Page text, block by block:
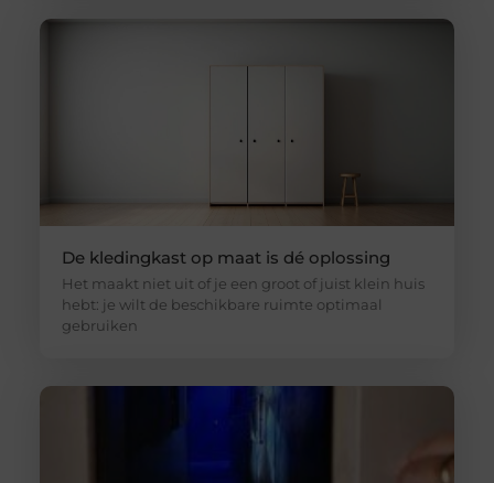
De kledingkast op maat is dé oplossing
Het maakt niet uit of je een groot of juist klein huis
hebt: je wilt de beschikbare ruimte optimaal
gebruiken